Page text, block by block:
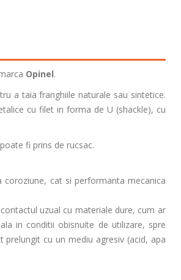
Opinel.
a taia franghiile naturale sau sintetice.
cu filet in forma de U (shackle), cu
fi prins de rucsac.
cat si performanta mecanica
uzual cu materiale dure, cum ar
in conditii obisnuite de utilizare, spre
cu un mediu agresiv (acid, apa